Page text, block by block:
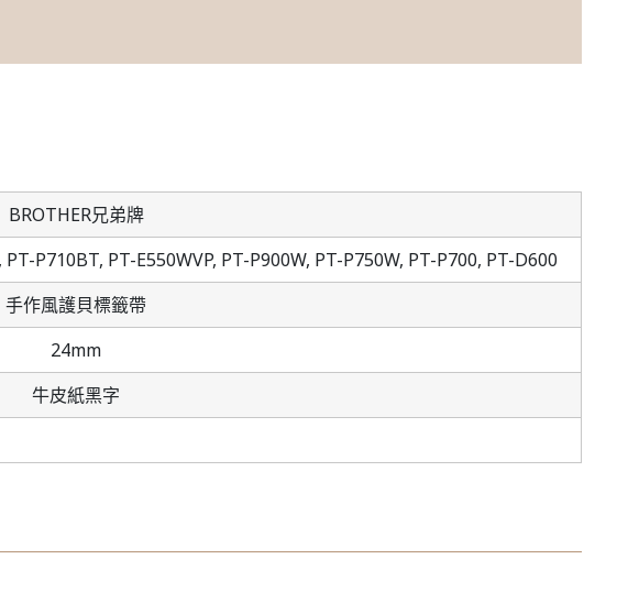
BROTHER兄弟牌
PT-P710BT, PT-E550WVP, PT-P900W, PT-P750W, PT-P700, PT-D600
手作風護貝標籤帶
24mm
牛皮紙黑字